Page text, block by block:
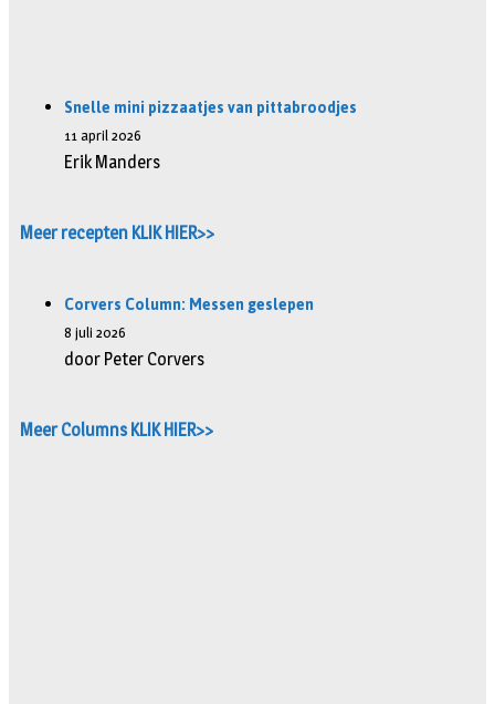
Snelle mini pizzaatjes van pittabroodjes
11 april 2026
Erik Manders
Meer recepten KLIK HIER>>
Corvers Column: Messen geslepen
8 juli 2026
door Peter Corvers
Meer Columns KLIK HIER>>